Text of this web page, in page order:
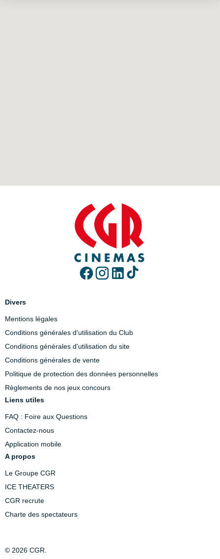
Divers
Mentions légales
Conditions générales d'utilisation du Club
Conditions générales d'utilisation du site
Conditions générales de vente
Politique de protection des données personnelles
Règlements de nos jeux concours
Liens utiles
FAQ : Foire aux Questions
Contactez-nous
Application mobile
A propos
Le Groupe CGR
ICE THEATERS
CGR recrute
Charte des spectateurs
© 2026 CGR.